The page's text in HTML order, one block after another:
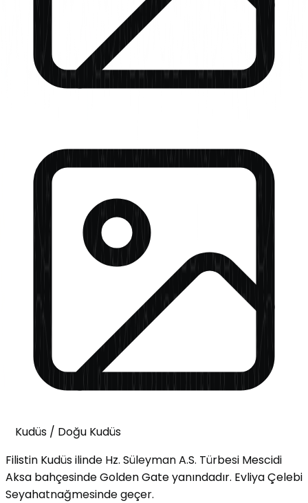
Kudüs / Doğu Kudüs
Filistin Kudüs ilinde Hz. Süleyman A.S. Türbesi Mescidi
Aksa bahçesinde Golden Gate yanındadır. Evliya Çelebi
Seyahatnağmesinde geçer.